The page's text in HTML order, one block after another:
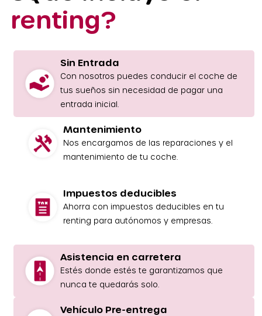
renting?
Sin Entrada
Con nosotros puedes conducir el coche de
tus sueños sin necesidad de pagar una
entrada inicial.
Mantenimiento
Nos encargamos de las reparaciones y el
mantenimiento de tu coche.
Impuestos deducibles
Ahorra con impuestos deducibles en tu
renting para autónomos y empresas.
Asistencia en carretera
Estés donde estés te garantizamos que
nunca te quedarás solo.
Vehículo Pre-entrega